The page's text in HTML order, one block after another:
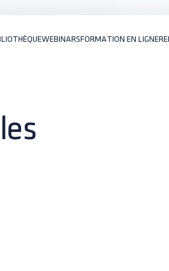
WEBINARSFORMATION EN LIGNE